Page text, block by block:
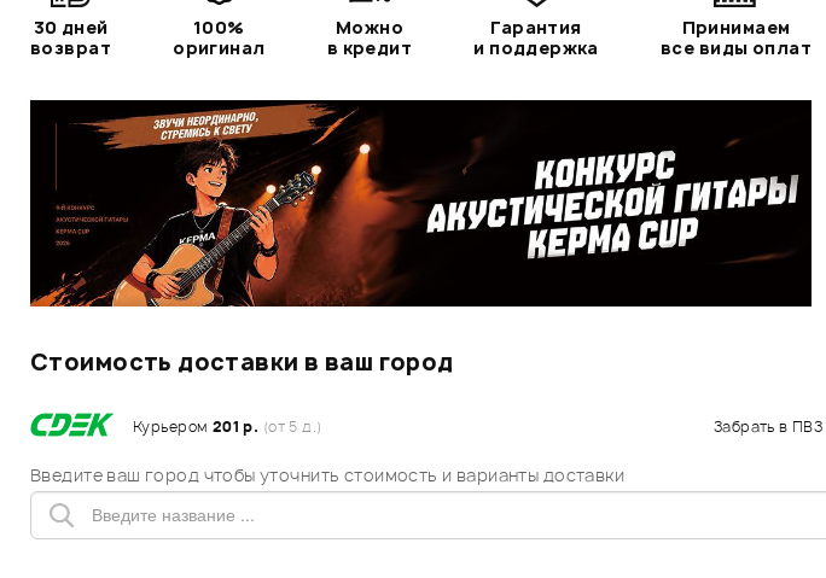
30 дней
возврат
100%
оригинал
Можно
в кредит
Гарантия
и поддержка
Принимаем
все виды оплат
Стоимость доставки в ваш город
Курьером 201 р. (от 5 д.) Забрать в ПВЗ
Введите ваш город чтобы уточнить стоимость и варианты доставки